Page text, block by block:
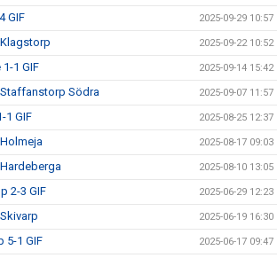
GIF 2025-09-29 10:57
2025-09-22 10:52
1 GIF 2025-09-14 15:42
Södra 2025-09-07 11:57
1 GIF 2025-08-25 12:37
2025-08-17 09:03
2025-08-10 13:05
2-3 GIF 2025-06-29 12:23
2025-06-19 16:30
5-1 GIF 2025-06-17 09:47